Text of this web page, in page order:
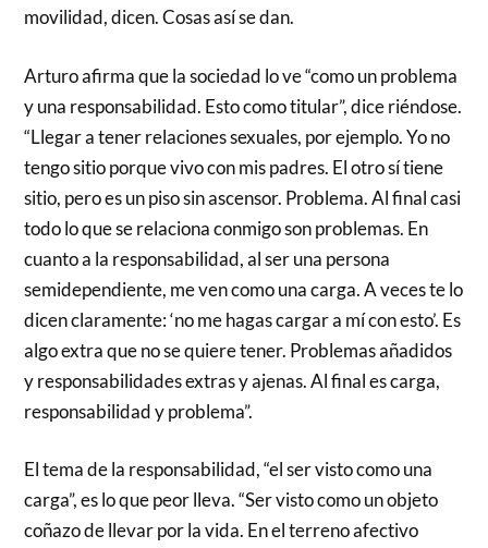
movilidad, dicen. Cosas así se dan.
Arturo afirma que la sociedad lo ve “como un problema
y una responsabilidad. Esto como titular”, dice riéndose.
“Llegar a tener relaciones sexuales, por ejemplo. Yo no
tengo sitio porque vivo con mis padres. El otro sí tiene
sitio, pero es un piso sin ascensor. Problema. Al final casi
todo lo que se relaciona conmigo son problemas. En
cuanto a la responsabilidad, al ser una persona
semidependiente, me ven como una carga. A veces te lo
dicen claramente: ‘no me hagas cargar a mí con esto’. Es
algo extra que no se quiere tener. Problemas añadidos
y responsabilidades extras y ajenas. Al final es carga,
responsabilidad y problema”.
El tema de la responsabilidad, “el ser visto como una
carga”, es lo que peor lleva. “Ser visto como un objeto
coñazo de llevar por la vida. En el terreno afectivo